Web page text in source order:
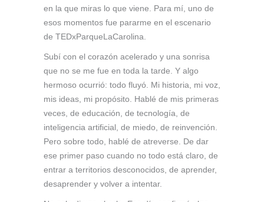
en la que miras lo que viene. Para mí, uno de
esos momentos fue pararme en el escenario
de TEDxParqueLaCarolina.
Subí con el corazón acelerado y una sonrisa
que no se me fue en toda la tarde. Y algo
hermoso ocurrió: todo fluyó. Mi historia, mi voz,
mis ideas, mi propósito. Hablé de mis primeras
veces, de educación, de tecnología, de
inteligencia artificial, de miedo, de reinvención.
Pero sobre todo, hablé de atreverse. De dar
ese primer paso cuando no todo está claro, de
entrar a territorios desconocidos, de aprender,
desaprender y volver a intentar.